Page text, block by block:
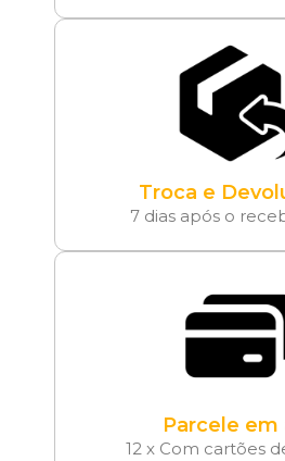
Troca e
7 dias após o
Parcele em
12 x Com cartões